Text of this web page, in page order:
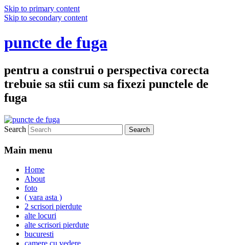
Skip to primary content
Skip to secondary content
puncte de fuga
pentru a construi o perspectiva corecta
trebuie sa stii cum sa fixezi punctele de
fuga
Search
Main menu
Home
About
foto
( vara asta )
2 scrisori pierdute
alte locuri
alte scrisori pierdute
bucuresti